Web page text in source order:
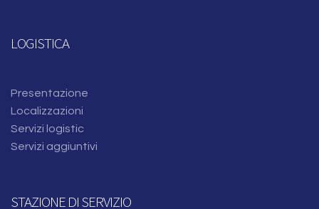
LOGISTICA
Presentazione
Localizzazioni
Servizi logistic
Servizi aggiuntivi
STAZIONE DI SERVIZIO